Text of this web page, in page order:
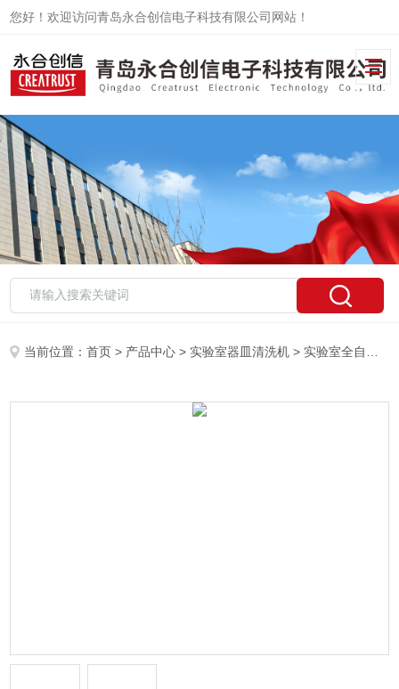
您好！欢迎访问青岛永合创信电子科技有限公司网站！
当前位置：首页 > 产品中心 > 实验室器皿清洗机 > 实验室全自动器皿清洗机